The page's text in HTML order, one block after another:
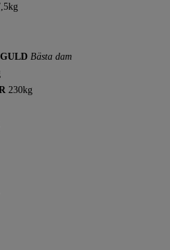
GULD Bästa dam
230kg